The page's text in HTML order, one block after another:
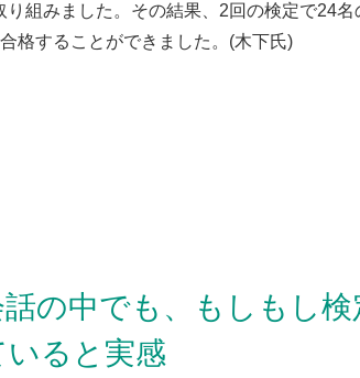
り組みました。その結果、2回の検定で24名
格することができました。(木下氏)
話の中でも、もしもし
いると実感